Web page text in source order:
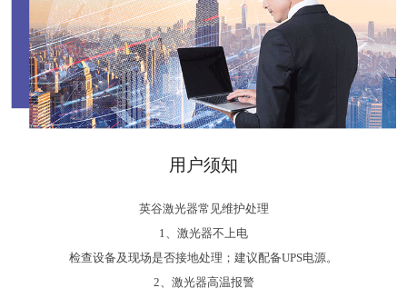
用户须知
英谷激光器常见维护处理
1、激光器不上电
检查设备及现场是否接地处理；建议配备UPS电源。
2、激光器高温报警